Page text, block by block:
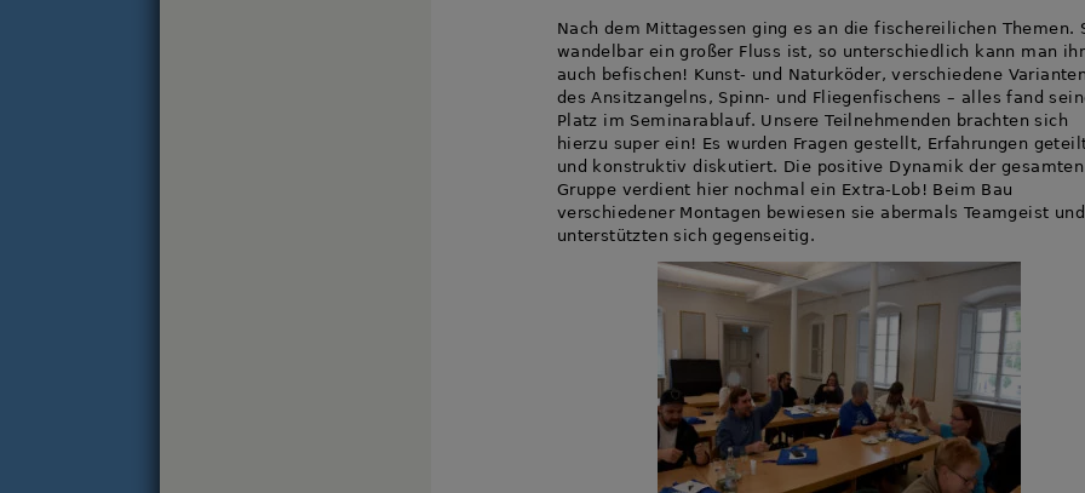
Nach dem Mittagessen ging es an die fischereilichen Themen.
wandelbar ein großer Fluss ist, so unterschiedlich kann man
auch befischen! Kunst- und Naturköder, verschiedene Varianten
des Ansitzangelns, Spinn- und Fliegenfischens – alles fand
Platz im Seminarablauf. Unsere Teilnehmenden brachten sich
hierzu super ein! Es wurden Fragen gestellt, Erfahrungen
und konstruktiv diskutiert. Die positive Dynamik der gesamten
Gruppe verdient hier nochmal ein Extra-Lob! Beim Bau
verschiedener Montagen bewiesen sie abermals Teamgeist und
unterstützten sich gegenseitig.